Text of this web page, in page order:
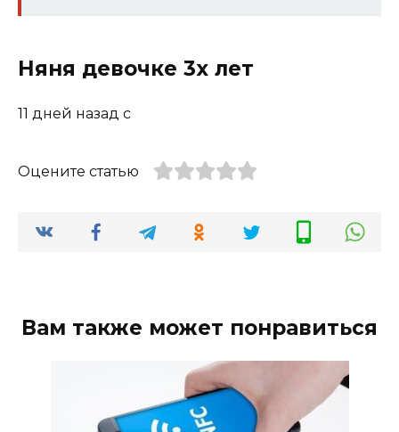
Няня девочке 3х лет
11 дней назад с
Оцените статью
Вам также может понравиться